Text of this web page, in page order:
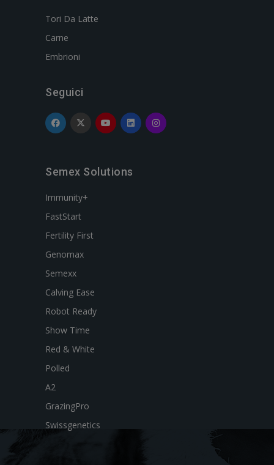
Tori Da Latte
Carne
Embrioni
Seguici
Semex Solutions
Immunity+
FastStart
Fertility First
Genomax
Semexx
Calving Ease
Robot Ready
Show Time
Red & White
Polled
A2
GrazingPro
Swissgenetics